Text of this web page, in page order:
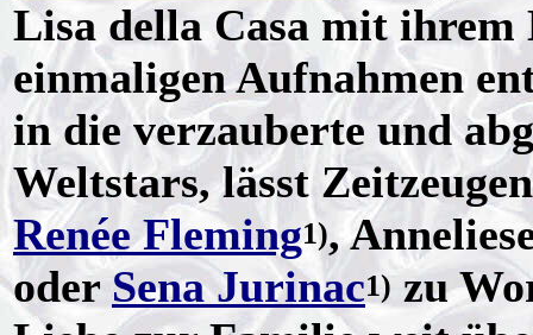
Lisa della Casa mit
einmaligen Aufnahmen
in die verzauberte und
Weltstars, lässt
Renée Fleming1),
oder Sena Jurinac1)zu